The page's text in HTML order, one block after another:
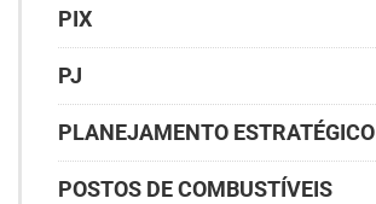
PIX
PJ
PLANEJAMENTO ESTRATÉGICO
POSTOS DE COMBUSTÍVEIS